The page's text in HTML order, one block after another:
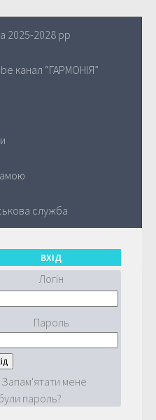
2025-2028 рр
канал “ГАРМОНІЯ”
служба
ВХІД
Логін
Пароль
Запам'ятати мене
пароль?